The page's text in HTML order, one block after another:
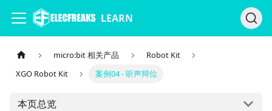
LEARN
micro:bit 相关产品
Robot Kit
XGO Robot Kit
案例04 - 听声辩位
本页总览